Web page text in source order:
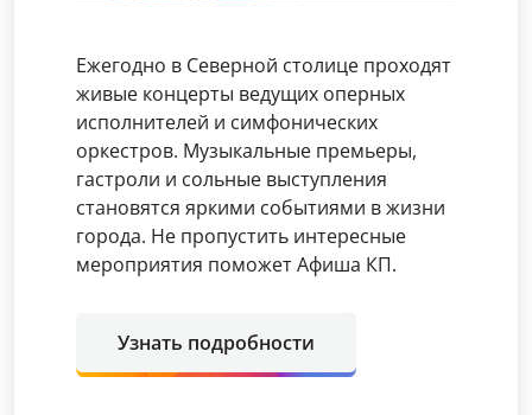
Ежегодно в Северной столице проходят
живые концерты ведущих оперных
исполнителей и симфонических
оркестров. Музыкальные премьеры,
гастроли и сольные выступления
становятся яркими событиями в жизни
города. Не пропустить интересные
мероприятия поможет Афиша КП.
Узнать подробности